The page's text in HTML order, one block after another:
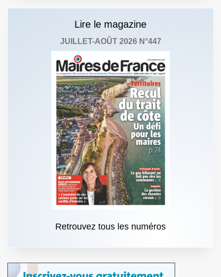
Lire le magazine
JUILLET-AOÛT 2026 N°447
Retrouvez tous les numéros